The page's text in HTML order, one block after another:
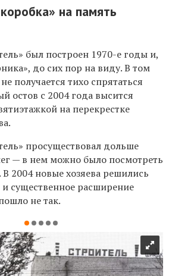
на память
был построен 1970-е годы и,
до сих пор на виду. В том
получается тихо спрятаться
остов с 2004 года высится
на перекрестке
просуществовал дольше
— в нем можно было посмотреть
2004 новые хозяева решились
и существенное расширение
не так.